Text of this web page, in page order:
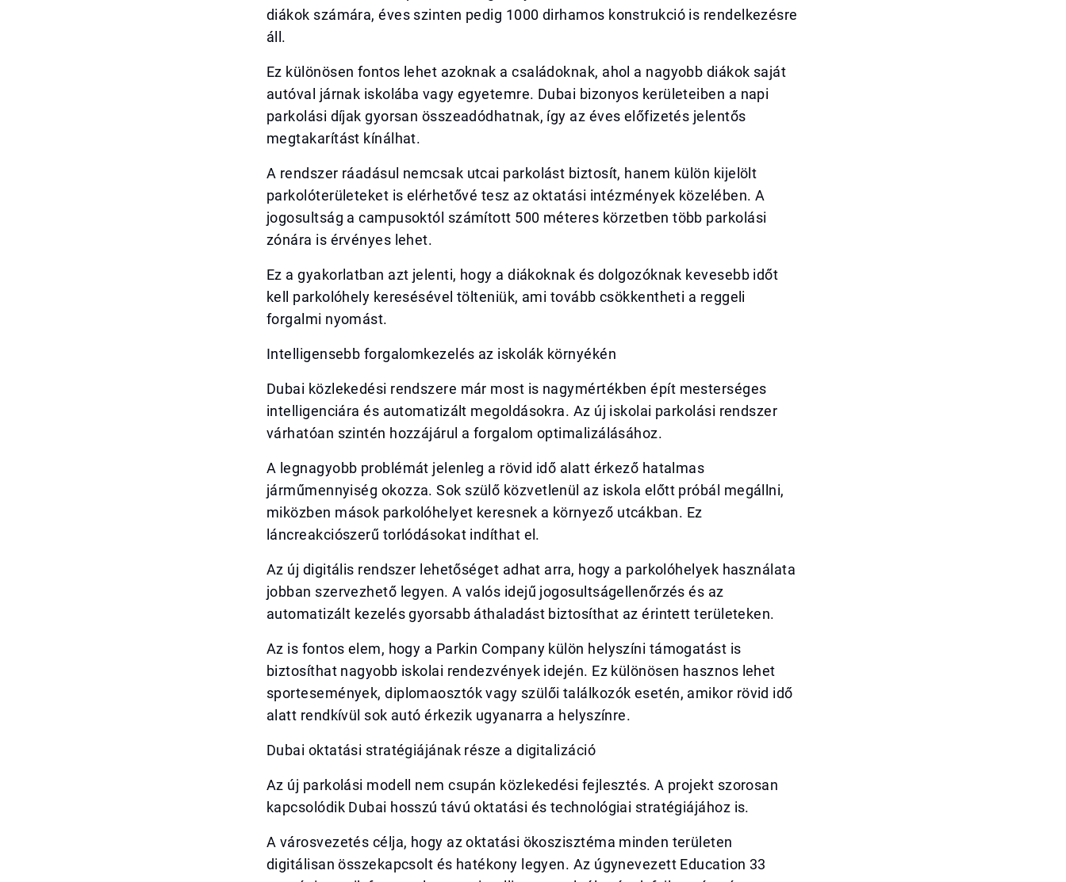
diákok számára, éves szinten pedig 1000 dirhamos konstrukció is rendelkezésre
áll.
Ez különösen fontos lehet azoknak a családoknak, ahol a nagyobb diákok saját
autóval járnak iskolába vagy egyetemre. Dubai bizonyos kerületeiben a napi
parkolási díjak gyorsan összeadódhatnak, így az éves előfizetés jelentős
megtakarítást kínálhat.
A rendszer ráadásul nemcsak utcai parkolást biztosít, hanem külön kijelölt
parkolóterületeket is elérhetővé tesz az oktatási intézmények közelében. A
jogosultság a campusoktól számított 500 méteres körzetben több parkolási
zónára is érvényes lehet.
Ez a gyakorlatban azt jelenti, hogy a diákoknak és dolgozóknak kevesebb időt
kell parkolóhely keresésével tölteniük, ami tovább csökkentheti a reggeli
forgalmi nyomást.
Intelligensebb forgalomkezelés az iskolák környékén
Dubai közlekedési rendszere már most is nagymértékben épít mesterséges
intelligenciára és automatizált megoldásokra. Az új iskolai parkolási rendszer
várhatóan szintén hozzájárul a forgalom optimalizálásához.
A legnagyobb problémát jelenleg a rövid idő alatt érkező hatalmas
járműmennyiség okozza. Sok szülő közvetlenül az iskola előtt próbál megállni,
miközben mások parkolóhelyet keresnek a környező utcákban. Ez
láncreakciószerű torlódásokat indíthat el.
Az új digitális rendszer lehetőséget adhat arra, hogy a parkolóhelyek használata
jobban szervezhető legyen. A valós idejű jogosultságellenőrzés és az
automatizált kezelés gyorsabb áthaladást biztosíthat az érintett területeken.
Az is fontos elem, hogy a Parkin Company külön helyszíni támogatást is
biztosíthat nagyobb iskolai rendezvények idején. Ez különösen hasznos lehet
sportesemények, diplomaosztók vagy szülői találkozók esetén, amikor rövid idő
alatt rendkívül sok autó érkezik ugyanarra a helyszínre.
Dubai oktatási stratégiájának része a digitalizáció
Az új parkolási modell nem csupán közlekedési fejlesztés. A projekt szorosan
kapcsolódik Dubai hosszú távú oktatási és technológiai stratégiájához is.
A városvezetés célja, hogy az oktatási ökoszisztéma minden területen
digitálisan összekapcsolt és hatékony legyen. Az úgynevezett Education 33